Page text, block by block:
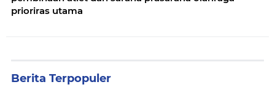
prioriras utama
Berita Terpopuler